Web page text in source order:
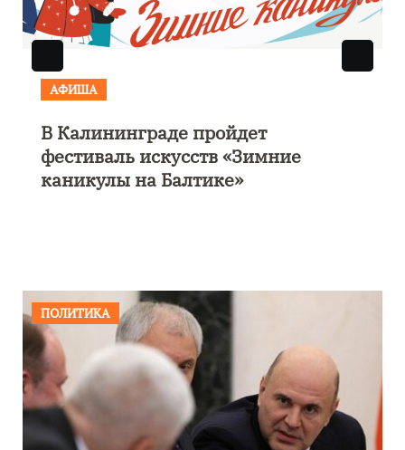
АФИША
В Калининграде пройдет
фестиваль искусств «Зимние
каникулы на Балтике»
ПОЛИТИКА